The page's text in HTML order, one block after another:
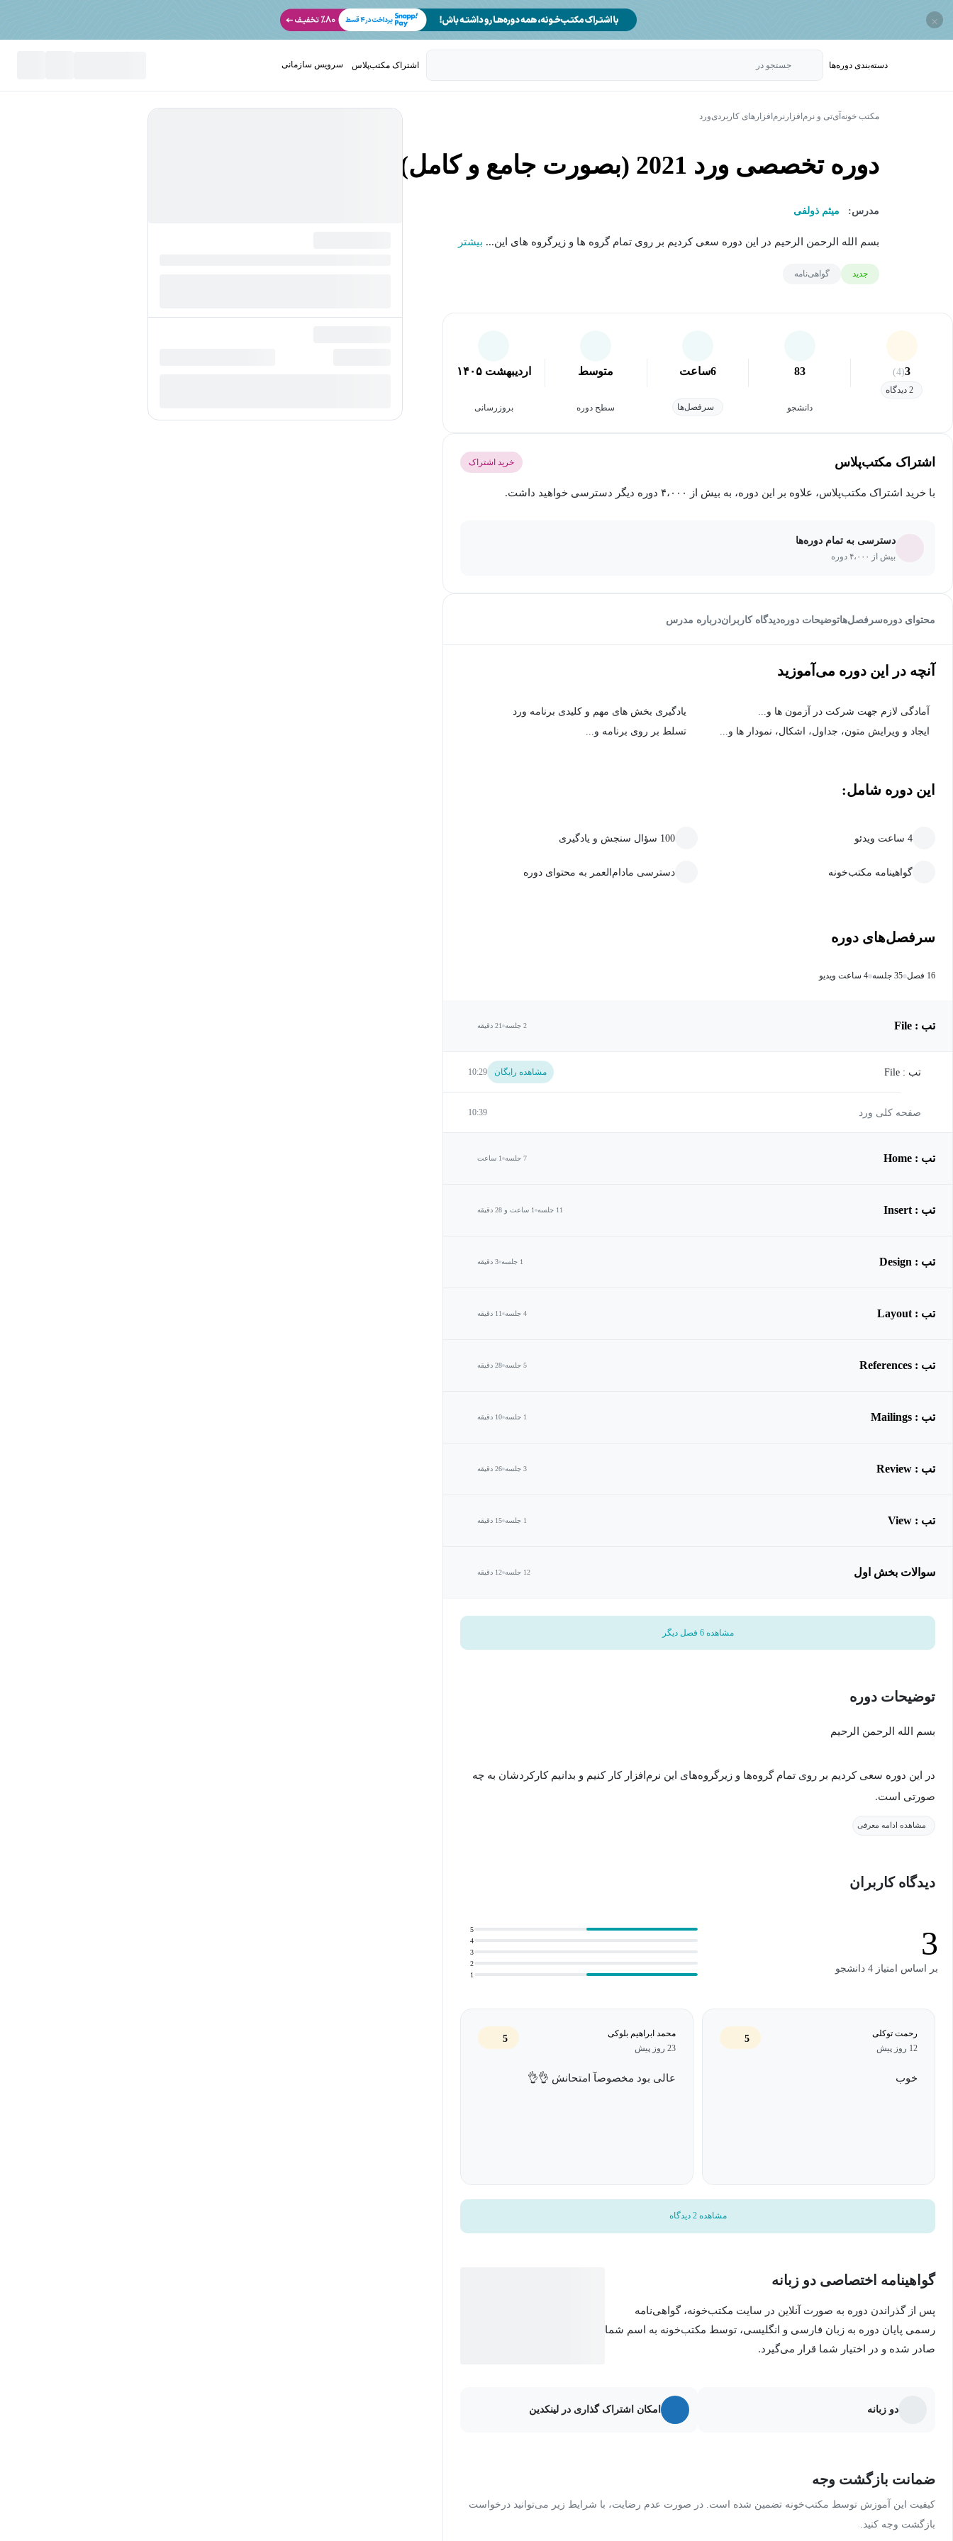
×
دسته‌بندی‌ دوره‌ها جستجو در اشتراک مکتب‌پلاس سرویس سازمانی
مکتب خونه آی‌تی و نرم‌افزار نرم‌افزارهای کاربردیورد
دوره تخصصی ورد 2021 (بصورت جامع و کامل)
مدرس: میثم ذولفی
بسم الله الرحمن الرحیم در این دوره سعی کردیم بر روی تمام گروه ها و زیرگروه های این... بیشتر
جدید گواهی‌نامه
3
(4)
2 دیدگاه
83
دانشجو
6ساعت
سرفصل‌ها
متوسط
سطح دوره بروزرسانی
اردیبهشت ۱۴۰۵
اشتراک مکتب‌پلاس خرید اشتراک
با خرید اشتراک مکتب‌پلاس، علاوه بر این دوره، به بیش از ۴،۰۰۰ دوره دیگر دسترسی خواهید داشت.
دسترسی به تمام دوره‌ها
بیش از ۴،۰۰۰ دوره
محتوای دورهسرفصل‌هاتوضیحات دورهدیدگاه کاربراندرباره مدرس
آنچه در این دوره می‌آموزید
آمادگی لازم جهت شرکت در آزمون ها و...
یادگیری بخش های مهم و کلیدی برنامه ورد
ایجاد و ویرایش متون، جداول، اشکال، نمودار ها و...
‌تسلط بر روی برنامه و...
این دوره شامل:
4 ساعت ویدئو 100 سؤال سنجش و یادگیری
گواهینامه مکتب‌خونه دسترسی مادام‌العمر به محتوای دوره
سرفصل‌های دوره
16 فصل 35 جلسه 4 ساعت ویدیو
تب : File 2 جلسه 21 دقیقه
تب : File مشاهده رایگان 10:29
صفحه کلی ورد 10:39
تب : Home 7 جلسه 1 ساعت
تب : Insert 11 جلسه 1 ساعت و 28 دقیقه
تب : Design 1 جلسه 3 دقیقه
تب : Layout 4 جلسه 11 دقیقه
تب : References 5 جلسه 28 دقیقه
تب : Mailings 1 جلسه 10 دقیقه
تب : Review 3 جلسه 26 دقیقه
تب : View 1 جلسه 15 دقیقه
سوالات بخش اول 12 جلسه 12 دقیقه
مشاهده 6 فصل دیگر
توضیحات دوره
بسم الله الرحمن الرحیم
در این دوره سعی کردیم بر روی تمام گروه‌ها و زیرگروه‌های این نرم‌افزار کار کنیم و بدانیم کارکردشان به چه
صورتی است.
می‌توانید قسمتی از سند را به قسمت دیگر لینک کنید،
و تمامی بخش‌های مهم دیگر را در این دوره با هم یاد می‌گیریم.
البته این را فراموش نکنید: برای یادگیری بهتر دوره باید حتماً در کنار آموزش، در خانه تمرین و تکرار کنید تا
مشاهده ادامه معرفی
دیدگاه کاربران
3
بر اساس امتیاز 4 دانشجو
1
2
3
4
5
رحمت توکلی
12 روز پیش
5
خوب
محمد ابراهیم بلوکی
23 روز پیش
5
عالی بود مخصوصآ امتحانش 👌👌
مشاهده 2 دیدگاه
گواهینامه اختصاصی دو زبانه
پس از گذراندن دوره به صورت آنلاین در سایت مکتب‌خونه، گواهی‌نامه
رسمی پایان دوره به زبان فارسی و انگلیسی، توسط مکتب‌خونه به اسم شما
صادر شده و در اختیار شما قرار می‌گیرد.
امکان اشتراک گذاری در لینکدین دو زبانه
ضمانت بازگشت وجه
کیفیت این آموزش توسط مکتب‌خونه تضمین شده است. در صورت عدم رضایت، با شرایط زیر می‌توانید درخواست
بازگشت وجه کنید.